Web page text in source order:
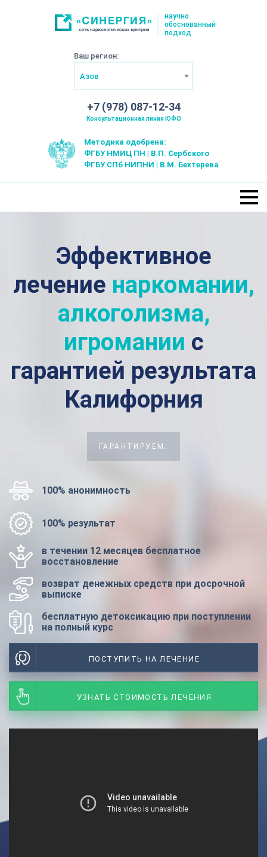
научно
обоснованный
подход
Ваш регион:
Азов
+7 (978) 087-12-34
Консультационная линия ЮФО
Методика одобрена:
ФГБУ НМИЦ ПН | В.П. Сербского
ФГБУ СПб НИПНИ | В.М. Бехтерева
Эффективное
лечение наркомании,
алкоголизма,
игромании с
гарантией результата
Калифорния
ГАРАНТИРУЕМ:
100% анонимность
100% результат
в течении 12 месяцев бесплатное
восстановление
возврат денежных средств при досрочной
выписке
бесплатную детоксикацию при поступлении
на полный курс
ПОСТУПИТЬ НА ЛЕЧЕНИЕ
УЗНАТЬ СТОИМОСТЬ ЛЕЧЕНИЯ